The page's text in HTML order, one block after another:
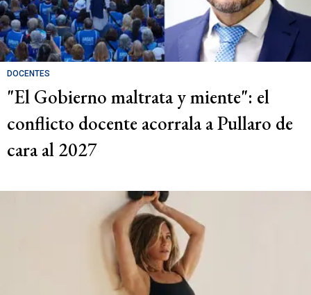
DOCENTES
"El Gobierno maltrata y miente": el
conflicto docente acorrala a Pullaro de
cara al 2027